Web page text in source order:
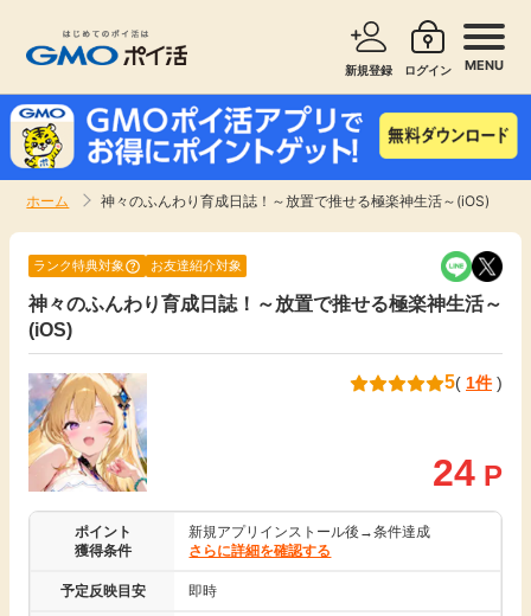
新規登録 ログイン MENU
ホーム 神々のふんわり育成日誌！～放置で推せる極楽神生活～(iOS)
新着
無料
即日還元
アンケート
サービスで探す ショッピングで探す
無料サービス
エンタメ
クレジットカード
引っ越し
ランク特典対象 お友達紹介対象
神々のふんわり育成日誌！～放置で推せる極楽神生活～
(iOS)
5( 1件)
24 P
ポイント
獲得条件
新規アプリインストール後→条件達成
さらに詳細を確認する
予定反映目安 即時